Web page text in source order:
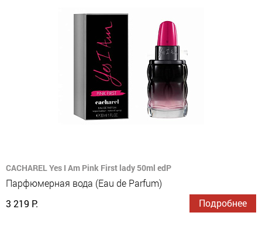
CACHAREL Yes I Am Pink First lady 50ml edP
Парфюмерная вода (Eau de Parfum)
3 219 Р.
Подробнее